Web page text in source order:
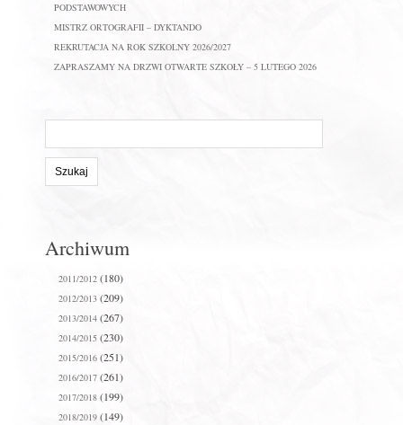
PODSTAWOWYCH
MISTRZ ORTOGRAFII – DYKTANDO
REKRUTACJA NA ROK SZKOLNY 2026/2027
ZAPRASZAMY NA DRZWI OTWARTE SZKOŁY – 5 LUTEGO 2026
stronie:
Archiwum
2011/2012(180)
2012/2013(209)
2013/2014(267)
2014/2015(230)
2015/2016(251)
2016/2017(261)
2017/2018(199)
2018/2019(149)